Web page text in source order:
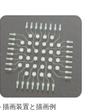
画装置と描画例